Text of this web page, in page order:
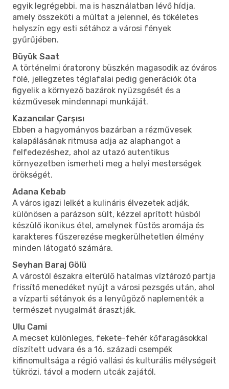
egyik legrégebbi, ma is használatban lévő hídja,
amely összeköti a múltat a jelennel, és tökéletes
helyszín egy esti sétához a városi fények
gyűrűjében.
Büyük Saat
A történelmi óratorony büszkén magasodik az óváros
fölé, jellegzetes téglafalai pedig generációk óta
figyelik a környező bazárok nyüzsgését és a
kézművesek mindennapi munkáját.
Kazancılar Çarşısı
Ebben a hagyományos bazárban a rézművesek
kalapálásának ritmusa adja az alaphangot a
felfedezéshez, ahol az utazó autentikus
környezetben ismerheti meg a helyi mesterségek
örökségét.
Adana Kebab
A város igazi lelkét a kulináris élvezetek adják,
különösen a parázson sült, kézzel aprított húsból
készülő ikonikus étel, amelynek füstös aromája és
karakteres fűszerezése megkerülhetetlen élmény
minden látogató számára.
Seyhan Baraj Gölü
A várostól északra elterülő hatalmas víztározó partja
frissítő menedéket nyújt a városi pezsgés után, ahol
a vízparti sétányok és a lenyűgöző naplementék a
természet nyugalmát árasztják.
Ulu Cami
A mecset különleges, fekete-fehér kőfaragásokkal
díszített udvara és a 16. századi csempék
kifinomultsága a régió vallási és kulturális mélységeit
tükrözi, távol a modern utcák zajától.